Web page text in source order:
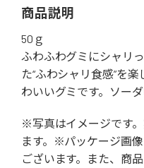
商品説明
50ｇ
ふわふわグミにシャリ
た“ふわシャリ食感”を
わいいグミです。ソーダ
※写真はイメージです
ます。※パッケージ画
ございます。また、商